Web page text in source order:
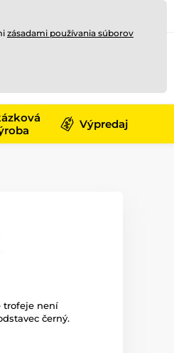
Výpredaj
trofeje není
černý.
zásadami používania súborov